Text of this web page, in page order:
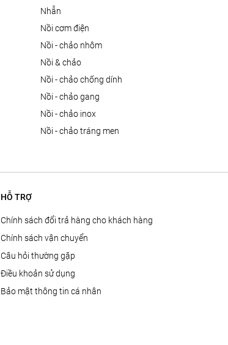
nhẫn
nồi cơm điện
nồi - chảo nhôm
nồi & chảo
nồi - chảo chống dính
nồi - chảo gang
nồi - chảo inox
nồi - chảo tráng men
HỖ TRỢ
Chính sách đổi trả hàng cho khách hàng
Chính sách vận chuyển
Câu hỏi thường gặp
Điều khoản sử dụng
Bảo mật thông tin cá nhân